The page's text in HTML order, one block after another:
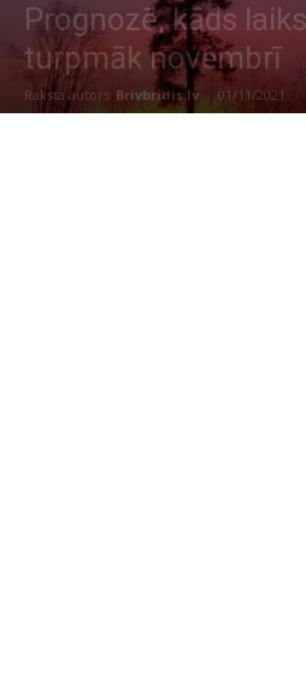
Prognozē, kāds
turpmāk novembrī
Raksta autors Brivbridis.lv - 01/11/2021